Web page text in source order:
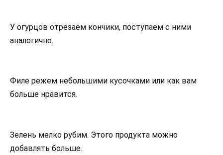
У огурцов отрезаем кончики, поступаем с ними
аналогично.
Филе режем небольшими кусочками или как вам
больше нравится.
Зелень мелко рубим. Этого продукта можно
добавлять больше.